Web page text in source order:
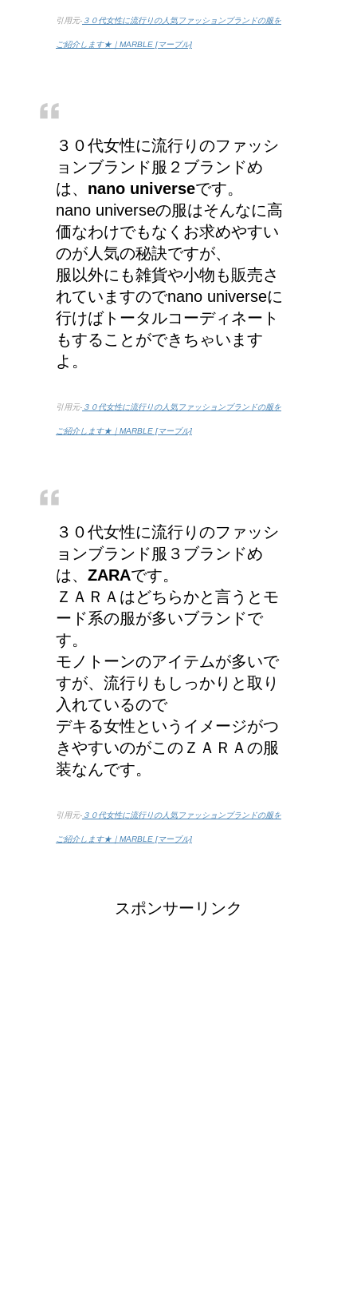
引用元- ３０代女性に流行りの人気ファッションブランドの服を
ご紹介します★｜MARBLE [マーブル]
３０代女性に流行りのファッシ
ョンブランド服２ブランドめ
は、 nano universeです。
nano universeの服はそんなに高
価なわけでもなくお求めやすい
のが人気の秘訣ですが、
服以外にも雑貨や小物も販売さ
れていますのでnano universeに
行けばトータルコーディネート
もすることができちゃいます
よ。
引用元- ３０代女性に流行りの人気ファッションブランドの服を
ご紹介します★｜MARBLE [マーブル]
３０代女性に流行りのファッシ
ョンブランド服３ブランドめ
は、 ZARAです。
ＺＡＲＡはどちらかと言うとモ
ード系の服が多いブランドで
す。
モノトーンのアイテムが多いで
すが、流行りもしっかりと取り
入れているので
デキる女性というイメージがつ
きやすいのがこのＺＡＲＡの服
装なんです。
引用元- ３０代女性に流行りの人気ファッションブランドの服を
ご紹介します★｜MARBLE [マーブル]
スポンサーリンク